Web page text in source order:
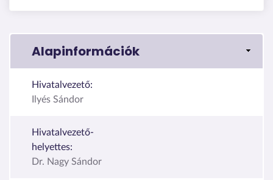
Alapinformációk
Hivatalvezető:
Ilyés Sándor
Hivatalvezető-
helyettes:
Dr. Nagy Sándor